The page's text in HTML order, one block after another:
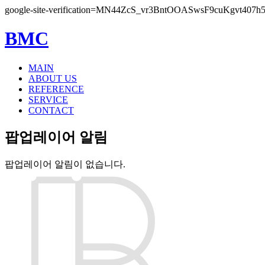
google-site-
BMC
MAIN
ABOUT US
REFERENCE
SERVICE
CONTACT
팝업레이어 알림
팝업레이어 알림이 없습니다.